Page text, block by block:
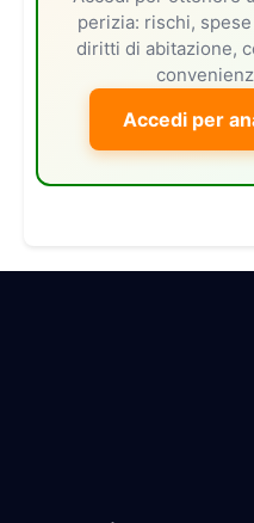
perizia: rischi,
diritti di abitazione,
Accedi per